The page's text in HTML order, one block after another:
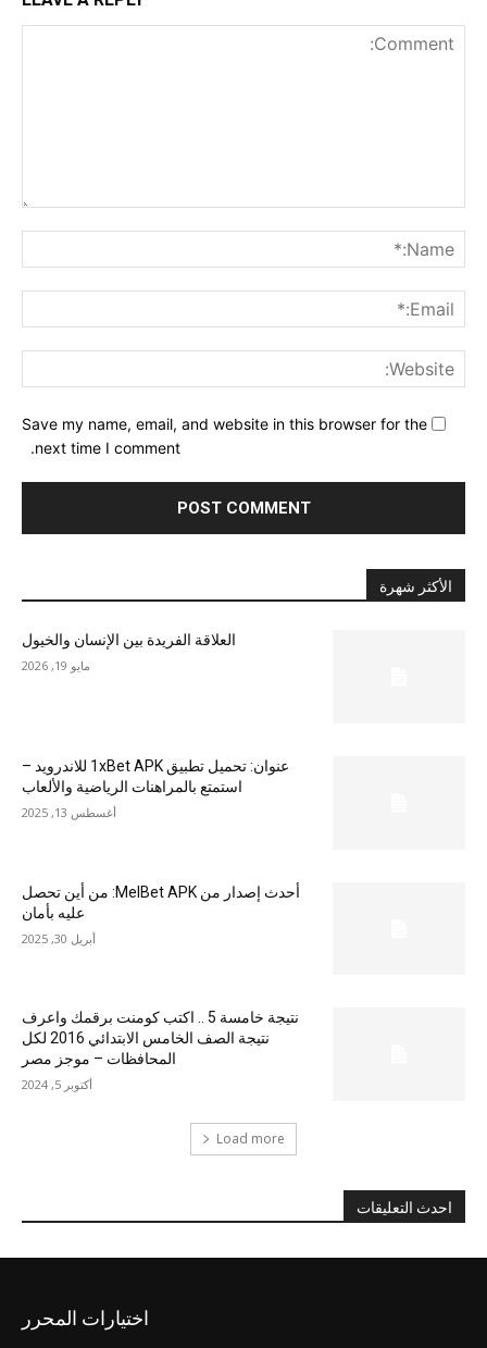
Save my name, email, and website in this browser for the
next time I comment.
الأكثر شهرة
العلاقة الفريدة بين الإنسان والخيول
مايو 19, 2026
عنوان: تحميل تطبيق 1xBet APK للاندرويد –
استمتع بالمراهنات الرياضية والألعاب
أغسطس 13, 2025
أحدث إصدار من MelBet APK: من أين تحصل
عليه بأمان
أبريل 30, 2025
نتيجة خامسة 5 .. اكتب كومنت برقمك واعرف
نتيجة الصف الخامس الابتدائي 2016 لكل
المحافظات – موجز مصر
أكتوبر 5, 2024
Load more
احدث التعليقات
اختيارات المحرر